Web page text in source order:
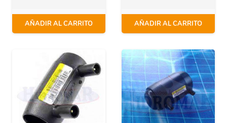
AÑADIR AL CARRITO AÑADIR AL CARRITO